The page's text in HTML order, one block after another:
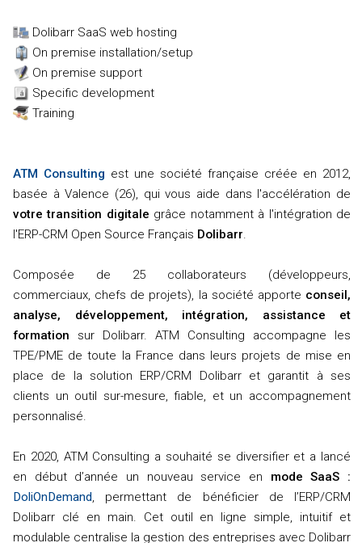
Dolibarr SaaS web hosting
On premise installation/setup
On premise support
Specific development
Training
ATM Consulting est une société française créée en 2012,
basée à Valence (26), qui vous aide dans l'accélération de
votre transition digitale grâce notamment à l'intégration de
l'ERP-CRM Open Source Français Dolibarr.
Composée de 25 collaborateurs (développeurs,
commerciaux, chefs de projets), la société apporte conseil,
analyse, développement, intégration, assistance et
formation sur Dolibarr. ATM Consulting accompagne les
TPE/PME de toute la France dans leurs projets de mise en
place de la solution ERP/CRM Dolibarr et garantit à ses
clients un outil sur-mesure, fiable, et un accompagnement
personnalisé.
En 2020, ATM Consulting a souhaité se diversifier et a lancé
en début d’année un nouveau service en mode SaaS :
DoliOnDemand, permettant de bénéficier de l’ERP/CRM
Dolibarr clé en main. Cet outil en ligne simple, intuitif et
modulable centralise la gestion des entreprises avec Dolibarr